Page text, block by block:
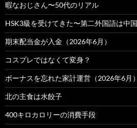
暇なおじさん〜50代のリアル
HSK3級を受けてきた〜第二外国語は中
期末配当金が入金（2026年6月）
コスプレではなくて変身？
ボーナスを忘れた家計運営（2026年6月）
北の主食は水餃子
400キロカロリーの消費手段